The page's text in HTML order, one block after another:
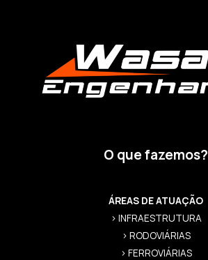
O que fazemos?
ÁREAS DE ATUAÇÃO
> INFRAESTRUTURA
> RODOVIÁRIAS
> FERROVIÁRIAS